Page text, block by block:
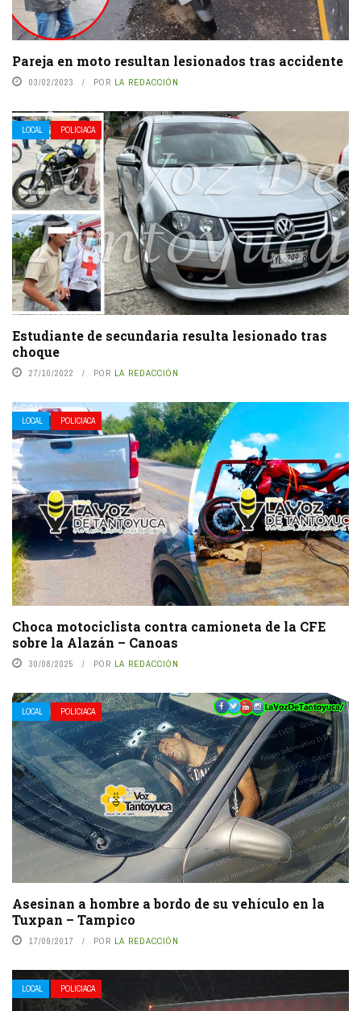
Pareja en moto resultan lesionados tras accidente
03/02/2023 POR LA REDACCIÓN
LOCAL POLICIACA
Estudiante de secundaria resulta lesionado tras
choque
27/10/2022 POR LA REDACCIÓN
LOCAL POLICIACA
Choca motociclista contra camioneta de la CFE
sobre la Alazán – Canoas
30/08/2025 POR LA REDACCIÓN
LOCAL POLICIACA
Asesinan a hombre a bordo de su vehículo en la
Tuxpan – Tampico
17/09/2017 POR LA REDACCIÓN
LOCAL POLICIACA